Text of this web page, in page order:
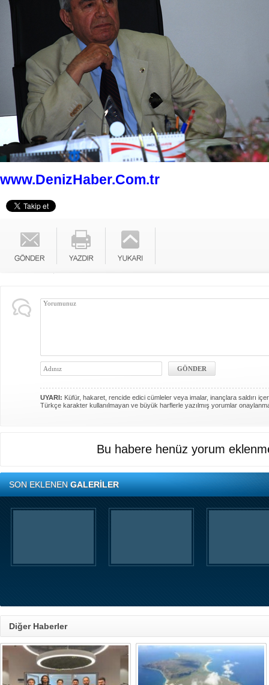
www.DenizHaber.Com.tr
UYARI: Küfür, hakaret, rencide edici cümleler veya imalar, inançlara saldırı
Türkçe karakter kullanılmayan ve büyük harflerle yazılmış yorumlar
Bu habere henüz yorum
SON EKLENENGALERİLER
Diğer Haberler